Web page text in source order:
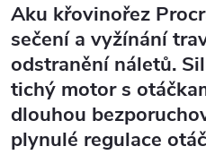
Aku křovinořez
sečení a vyžínání
odstranění náletů.
tichý motor s
dlouhou
plynulé regulace